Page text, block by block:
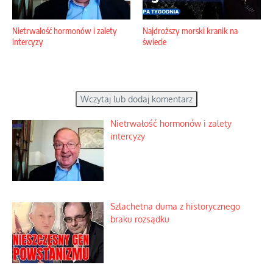
Nietrwałość hormonów i zalety
intercyzy
Najdroższy morski kranik na
świecie
Wczytaj lub dodaj komentarz
Nietrwałość hormonów i zalety
intercyzy
Szlachetna duma z historycznego
braku rozsądku